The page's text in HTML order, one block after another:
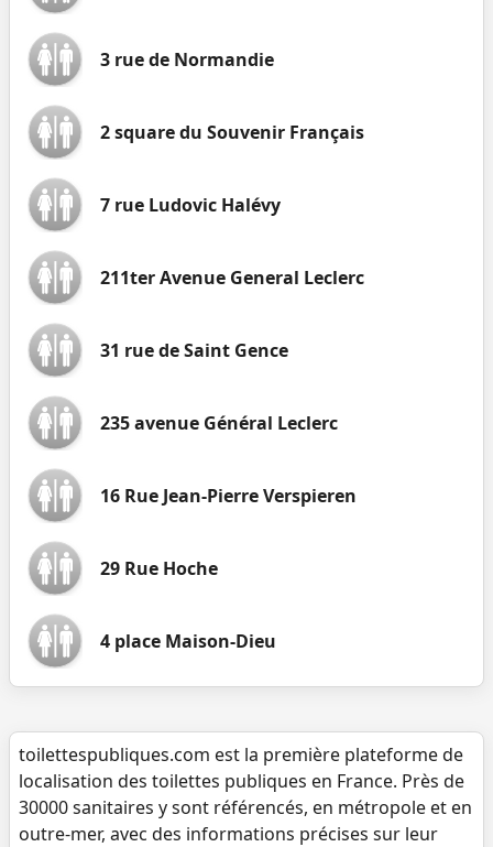
3 rue de Normandie
2 square du Souvenir Français
7 rue Ludovic Halévy
211ter Avenue General Leclerc
31 rue de Saint Gence
235 avenue Général Leclerc
16 Rue Jean-Pierre Verspieren
29 Rue Hoche
4 place Maison-Dieu
toilettespubliques.com est la première plateforme de
localisation des toilettes publiques en France. Près de
30000 sanitaires y sont référencés, en métropole et en
outre-mer, avec des informations précises sur leur